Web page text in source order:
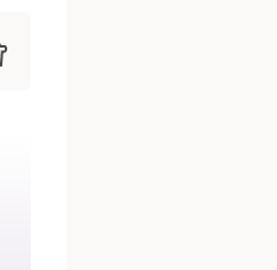
Babyclub
Warenkorb